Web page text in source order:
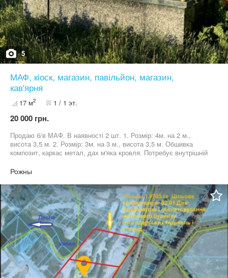
5
МАФ, кіоск, магазин, павільйон, магазин,
кав'ярня
17 м2 1 / 1 эт.
20 000 грн.
Продаю б/в МАФ. В наявності 2 шт. 1. Розмір: 4м. на 2 м.,
висота 3,5 м. 2. Розмір: 3м. на 3 м., висота 3,5 м. Обшивка
композит, каркас метал, дах м'яка кровля. Потребує внутрішній
Рожны